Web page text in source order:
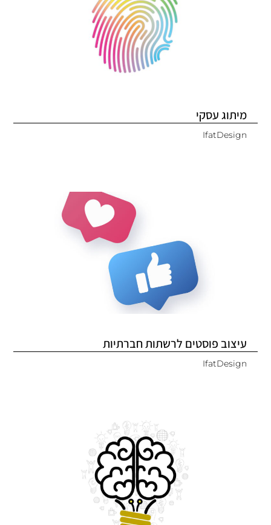
מיתוג עסקי
IfatDesign
עיצוב פוסטים לרשתות חברתיות
IfatDesign